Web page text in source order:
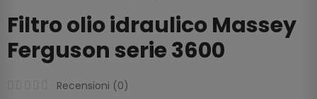
Filtro olio idraulico Massey
Ferguson serie 3600
Recensioni (0)